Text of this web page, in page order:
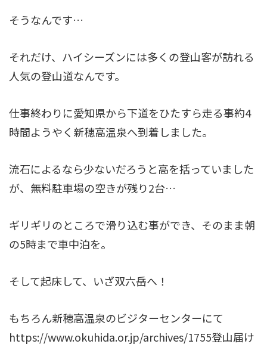
そうなんです…
それだけ、ハイシーズンには多くの登山客が訪れる
人気の登山道なんです。
仕事終わりに愛知県から下道をひたすら走る事約4
時間ようやく新穂高温泉へ到着しました。
流石によるなら少ないだろうと高を括っていました
が、無料駐車場の空きが残り2台…
ギリギリのところで滑り込む事ができ、そのまま朝
の5時まで車中泊を。
そして起床して、いざ双六岳へ！
もちろん新穂高温泉のビジターセンターにて
https://www.okuhida.or.jp/archives/1755登山届け